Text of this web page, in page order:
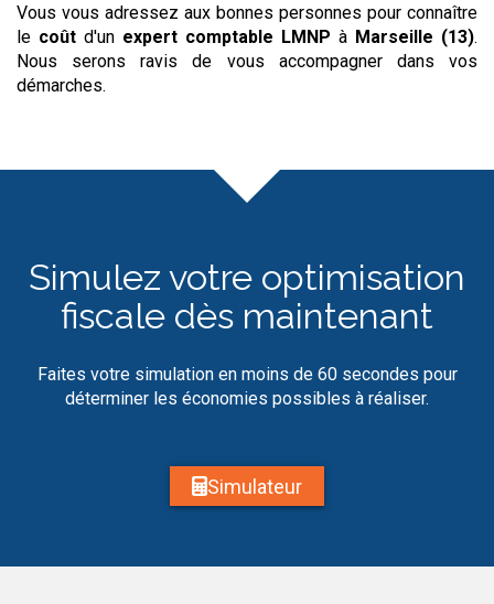
Vous vous adressez aux bonnes personnes pour connaître
le coût d'un expert comptable LMNP à Marseille (13).
Nous serons ravis de vous accompagner dans vos
démarches.
Simulez votre optimisation
fiscale dès maintenant
Faites votre simulation en moins de 60 secondes pour
déterminer les économies possibles à réaliser.
Simulateur